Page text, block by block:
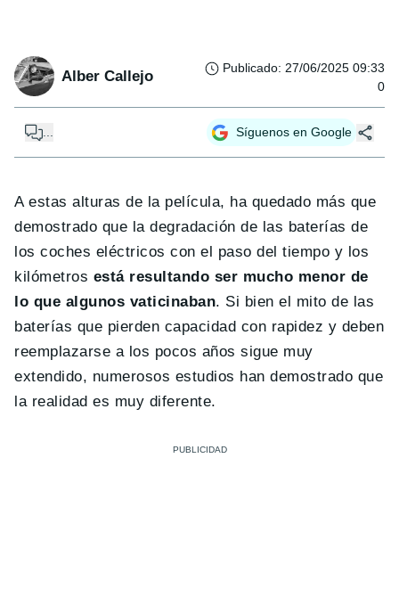
Alber Callejo Publicado: 27/06/2025 09:33
0
... Síguenos en Google
A estas alturas de la película, ha quedado más que
demostrado que la degradación de las baterías de
los coches eléctricos con el paso del tiempo y los
kilómetros está resultando ser mucho menor de
lo que algunos vaticinaban. Si bien el mito de las
baterías que pierden capacidad con rapidez y deben
reemplazarse a los pocos años sigue muy
extendido, numerosos estudios han demostrado que
la realidad es muy diferente.